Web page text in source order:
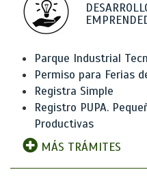
Parque Industrial
Permiso para Ferias
Registra Simple
Registro PUPA.
Productivas
MÁS TRÁMITES